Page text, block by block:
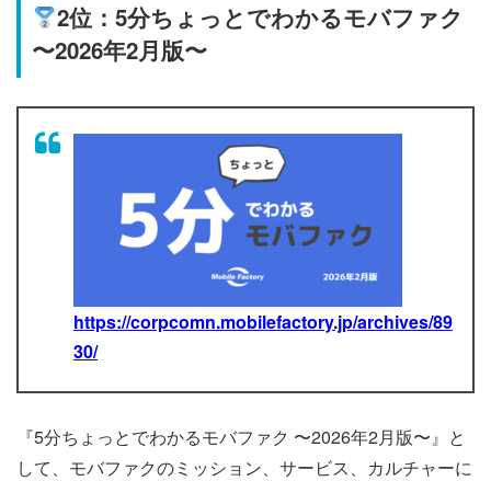
2位：5分ちょっとでわかるモバファク
〜2026年2月版〜
https://corpcomn.mobilefactory.jp/archives/89
30/
『5分ちょっとでわかるモバファク 〜2026年2月版〜』と
して、モバファクのミッション、サービス、カルチャーに